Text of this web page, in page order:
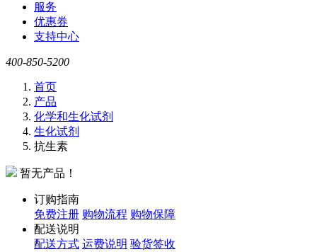
服务
优惠券
支持中心
400-850-5200
首页
产品
化学和生化试剂
生化试剂
抗生素
暂无产品！
订购指南
免费注册 购物流程 购物保障
配送说明
配送方式 运费说明 验货签收